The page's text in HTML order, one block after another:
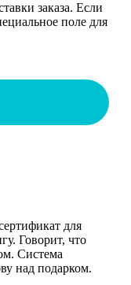
заказа. Если
поле для
для
Говорит, что
Система
над подарком.